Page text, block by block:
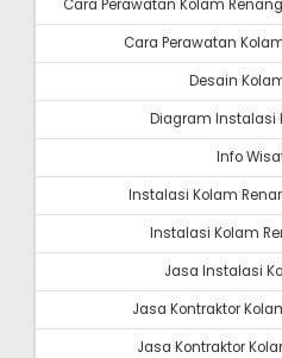
Cara Perawatan Kolam
Cara Perawatan
Desain
Diagram Instalasi
Info
Instalasi Kolam
Instalasi Kolam
Jasa Instalasi
Jasa Kontraktor
Jasa Kontraktor